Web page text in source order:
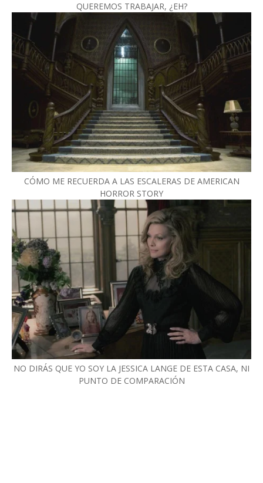
QUEREMOS TRABAJAR, ¿EH?
CÓMO ME RECUERDA A LAS ESCALERAS DE AMERICAN
HORROR STORY
NO DIRÁS QUE YO SOY LA JESSICA LANGE DE ESTA CASA, NI
PUNTO DE COMPARACIÓN